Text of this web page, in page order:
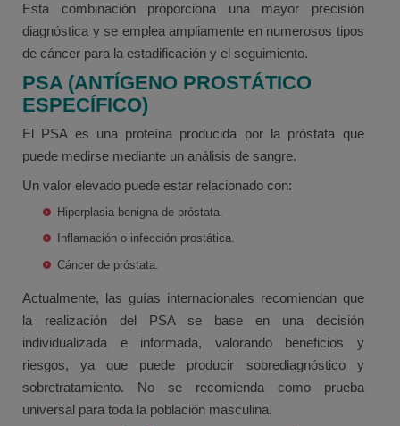
Esta combinación proporciona una mayor precisión
diagnóstica y se emplea ampliamente en numerosos tipos
de cáncer para la estadificación y el seguimiento.
PSA (ANTÍGENO PROSTÁTICO
ESPECÍFICO)
El PSA es una proteína producida por la próstata que
puede medirse mediante un análisis de sangre.
Un valor elevado puede estar relacionado con:
Hiperplasia benigna de próstata.
Inflamación o infección prostática.
Cáncer de próstata.
Actualmente, las guías internacionales recomiendan que
la realización del PSA se base en una decisión
individualizada e informada, valorando beneficios y
riesgos, ya que puede producir sobrediagnóstico y
sobretratamiento. No se recomienda como prueba
universal para toda la población masculina.